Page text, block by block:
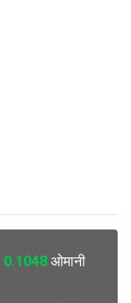
0.1048 ओमानी